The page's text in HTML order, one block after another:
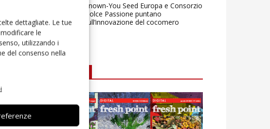
dettagliate. Le tue
le
utilizzando i
del consenso nella
Known-You Seed Europa e Consorzio
Dolce Passione puntano
sull’innovazione del cocomero